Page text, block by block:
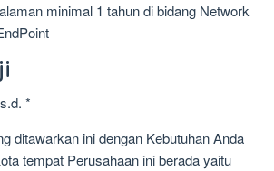
minimal 1 tahun di bidang Network
*
ditawarkan ini dengan Kebutuhan Anda
tempat Perusahaan ini berada yaitu